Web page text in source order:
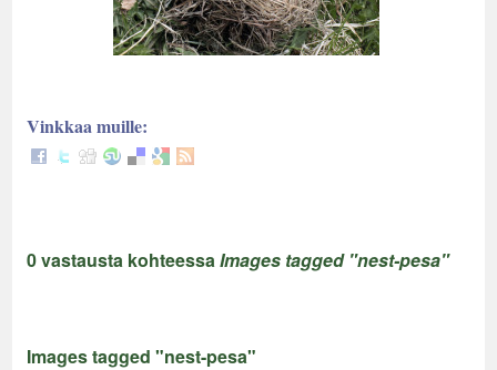
Vinkkaa muille:
0 vastausta kohteessaImages tagged "nest-pesa"
Images tagged "nest-pesa"